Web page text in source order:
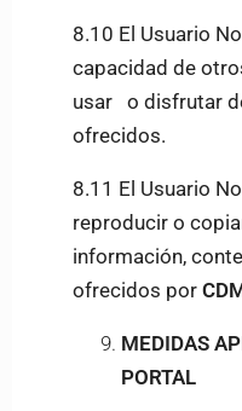
8.10 El Usuario
capacidad de
usar o disfrutar
ofrecidos.
8.11 El Usuario
reproducir o
información,
ofrecidos por
MEDIDAS
PORTAL